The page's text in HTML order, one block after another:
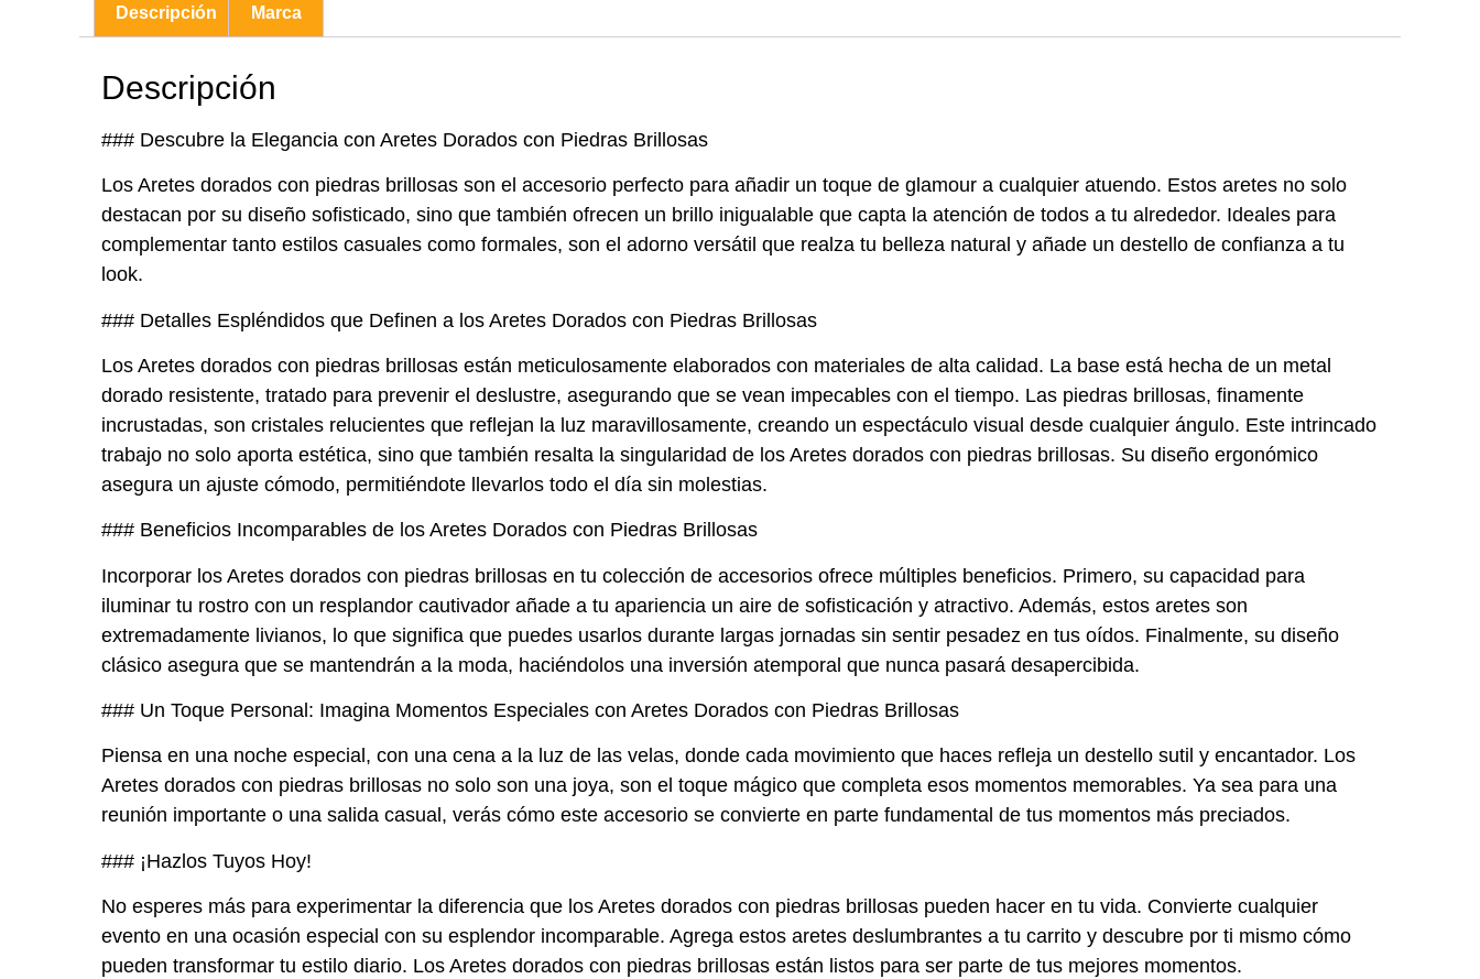
Descripción Marca
Descripción
### Descubre la Elegancia con Aretes Dorados con Piedras Brillosas
Los Aretes dorados con piedras brillosas son el accesorio perfecto para añadir un toque de glamour a cualquier atuendo. Estos aretes no solo
destacan por su diseño sofisticado, sino que también ofrecen un brillo inigualable que capta la atención de todos a tu alrededor. Ideales para
complementar tanto estilos casuales como formales, son el adorno versátil que realza tu belleza natural y añade un destello de confianza a tu
look.
### Detalles Espléndidos que Definen a los Aretes Dorados con Piedras Brillosas
Los Aretes dorados con piedras brillosas están meticulosamente elaborados con materiales de alta calidad. La base está hecha de un metal
dorado resistente, tratado para prevenir el deslustre, asegurando que se vean impecables con el tiempo. Las piedras brillosas, finamente
incrustadas, son cristales relucientes que reflejan la luz maravillosamente, creando un espectáculo visual desde cualquier ángulo. Este intrincado
trabajo no solo aporta estética, sino que también resalta la singularidad de los Aretes dorados con piedras brillosas. Su diseño ergonómico
asegura un ajuste cómodo, permitiéndote llevarlos todo el día sin molestias.
### Beneficios Incomparables de los Aretes Dorados con Piedras Brillosas
Incorporar los Aretes dorados con piedras brillosas en tu colección de accesorios ofrece múltiples beneficios. Primero, su capacidad para
iluminar tu rostro con un resplandor cautivador añade a tu apariencia un aire de sofisticación y atractivo. Además, estos aretes son
extremadamente livianos, lo que significa que puedes usarlos durante largas jornadas sin sentir pesadez en tus oídos. Finalmente, su diseño
clásico asegura que se mantendrán a la moda, haciéndolos una inversión atemporal que nunca pasará desapercibida.
### Un Toque Personal: Imagina Momentos Especiales con Aretes Dorados con Piedras Brillosas
Piensa en una noche especial, con una cena a la luz de las velas, donde cada movimiento que haces refleja un destello sutil y encantador. Los
Aretes dorados con piedras brillosas no solo son una joya, son el toque mágico que completa esos momentos memorables. Ya sea para una
reunión importante o una salida casual, verás cómo este accesorio se convierte en parte fundamental de tus momentos más preciados.
### ¡Hazlos Tuyos Hoy!
No esperes más para experimentar la diferencia que los Aretes dorados con piedras brillosas pueden hacer en tu vida. Convierte cualquier
evento en una ocasión especial con su esplendor incomparable. Agrega estos aretes deslumbrantes a tu carrito y descubre por ti mismo cómo
pueden transformar tu estilo diario. Los Aretes dorados con piedras brillosas están listos para ser parte de tus mejores momentos.